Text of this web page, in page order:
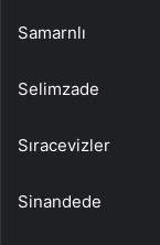
Samarnlı
Selimzade
Sıracevizler
Sinandede